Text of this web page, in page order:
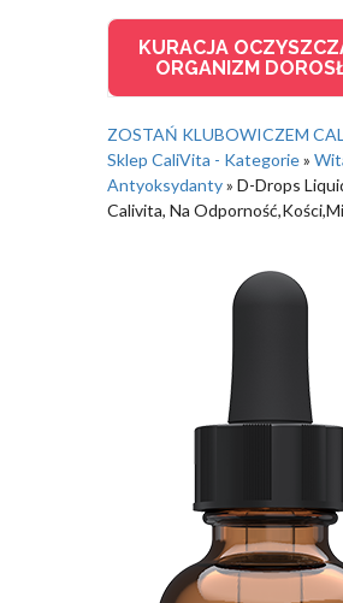
KURACJA
ORGANIZM
ZOSTAŃ KLUBOWICZEM
Sklep CaliVita - Kategorie»
Antyoksydanty» D-Drops
Calivita, Na